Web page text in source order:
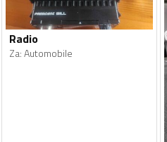
Radio
Za:Automobile